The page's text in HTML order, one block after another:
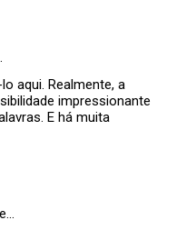
aqui. Realmente, a
impressionante
E há muita